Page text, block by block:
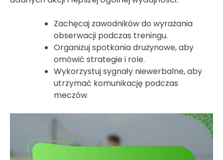
Zachęcaj zawodników do wyrażania
obserwacji podczas treningu.
Organizuj spotkania drużynowe, aby
omówić strategie i role.
Wykorzystuj sygnały niewerbalne, aby
utrzymać komunikację podczas
meczów.